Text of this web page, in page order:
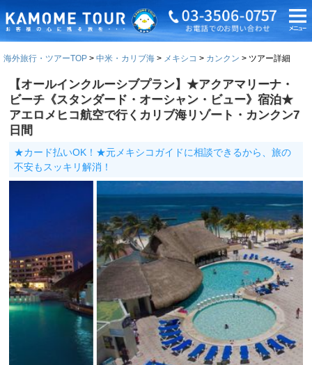
海外旅行・ツアーTOP 中米・カリブ海 メキシコ カンクン ツアー詳細
【オールインクルーシブプラン】★アクアマリーナ・
ビーチ《スタンダード・オーシャン・ビュー》宿泊★
アエロメヒコ航空で行くカリブ海リゾート・カンクン7
日間
★カード払いOK！★元メキシコガイドに相談できるから、旅の
不安もスッキリ解消！